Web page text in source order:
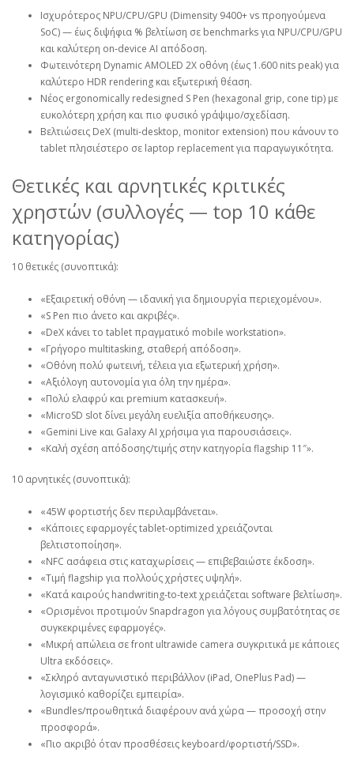
Ισχυρότερος NPU/CPU/GPU (Dimensity 9400+ vs προηγούμενα
SoC) — έως διψήφια % βελτίωση σε benchmarks για NPU/CPU/GPU
και καλύτερη on‑device AI απόδοση.
Φωτεινότερη Dynamic AMOLED 2X οθόνη (έως 1.600 nits peak) για
καλύτερο HDR rendering και εξωτερική θέαση.
Νέος ergonomically redesigned S Pen (hexagonal grip, cone tip) με
ευκολότερη χρήση και πιο φυσικό γράψιμο/σχεδίαση.
Βελτιώσεις DeX (multi‑desktop, monitor extension) που κάνουν το
tablet πλησιέστερο σε laptop replacement για παραγωγικότητα.
Θετικές και αρνητικές κριτικές
χρηστών (συλλογές — top 10 κάθε
κατηγορίας)
10 θετικές (συνοπτικά):
«Εξαιρετική οθόνη — ιδανική για δημιουργία περιεχομένου».
«S Pen πιο άνετο και ακριβές».
«DeX κάνει το tablet πραγματικό mobile workstation».
«Γρήγορο multitasking, σταθερή απόδοση».
«Οθόνη πολύ φωτεινή, τέλεια για εξωτερική χρήση».
«Αξιόλογη αυτονομία για όλη την ημέρα».
«Πολύ ελαφρύ και premium κατασκευή».
«MicroSD slot δίνει μεγάλη ευελιξία αποθήκευσης».
«Gemini Live και Galaxy AI χρήσιμα για παρουσιάσεις».
«Καλή σχέση απόδοσης/τιμής στην κατηγορία flagship 11″».
10 αρνητικές (συνοπτικά):
«45W φορτιστής δεν περιλαμβάνεται».
«Κάποιες εφαρμογές tablet‑optimized χρειάζονται
βελτιστοποίηση».
«NFC ασάφεια στις καταχωρίσεις — επιβεβαιώστε έκδοση».
«Τιμή flagship για πολλούς χρήστες υψηλή».
«Κατά καιρούς handwriting‑to‑text χρειάζεται software βελτίωση».
«Ορισμένοι προτιμούν Snapdragon για λόγους συμβατότητας σε
συγκεκριμένες εφαρμογές».
«Μικρή απώλεια σε front ultrawide camera συγκριτικά με κάποιες
Ultra εκδόσεις».
«Σκληρό ανταγωνιστικό περιβάλλον (iPad, OnePlus Pad) —
λογισμικό καθορίζει εμπειρία».
«Bundles/προωθητικά διαφέρουν ανά χώρα — προσοχή στην
προσφορά».
«Πιο ακριβό όταν προσθέσεις keyboard/φορτιστή/SSD».